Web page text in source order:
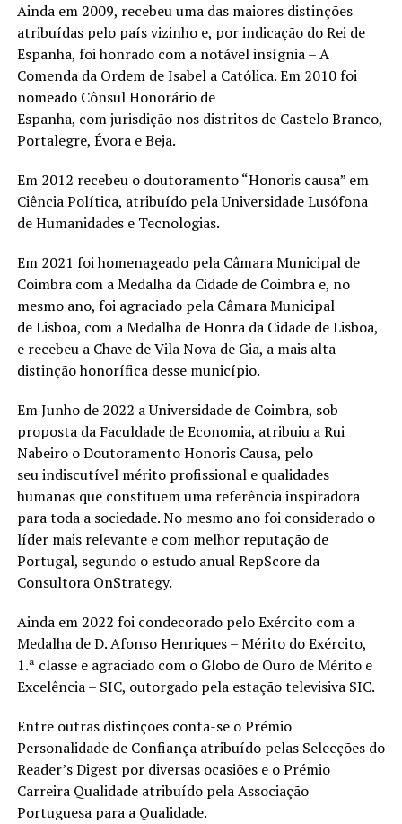
Ainda em 2009, recebeu uma das maiores distinções
atribuídas pelo país vizinho e, por indicação do Rei de
Espanha, foi honrado com a notável insígnia – A
Comenda da Ordem de Isabel a Católica. Em 2010 foi
nomeado Cônsul Honorário de
Espanha, com jurisdição nos distritos de Castelo Branco,
Portalegre, Évora e Beja.
Em 2012 recebeu o doutoramento “Honoris causa” em
Ciência Política, atribuído pela Universidade Lusófona
de Humanidades e Tecnologias.
Em 2021 foi homenageado pela Câmara Municipal de
Coimbra com a Medalha da Cidade de Coimbra e, no
mesmo ano, foi agraciado pela Câmara Municipal
de Lisboa, com a Medalha de Honra da Cidade de Lisboa,
e recebeu a Chave de Vila Nova de Gia, a mais alta
distinção honorífica desse município.
Em Junho de 2022 a Universidade de Coimbra, sob
proposta da Faculdade de Economia, atribuiu a Rui
Nabeiro o Doutoramento Honoris Causa, pelo
seu indiscutível mérito profissional e qualidades
humanas que constituem uma referência inspiradora
para toda a sociedade. No mesmo ano foi considerado o
líder mais relevante e com melhor reputação de
Portugal, segundo o estudo anual RepScore da
Consultora OnStrategy.
Ainda em 2022 foi condecorado pelo Exército com a
Medalha de D. Afonso Henriques – Mérito do Exército,
1.ª classe e agraciado com o Globo de Ouro de Mérito e
Excelência – SIC, outorgado pela estação televisiva SIC.
Entre outras distinções conta-se o Prémio
Personalidade de Confiança atribuído pelas Selecções do
Reader’s Digest por diversas ocasiões e o Prémio
Carreira Qualidade atribuído pela Associação
Portuguesa para a Qualidade.